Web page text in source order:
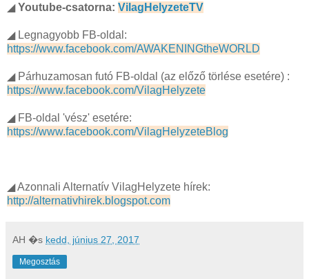
◢Youtube-csatorna: VilagHelyzeteTV
◢ Legnagyobb FB-oldal:
https://www.facebook.com/AWAKENINGtheWORLD
◢ Párhuzamosan futó FB-oldal (az előző törlése esetére) :
https://www.facebook.com/VilagHelyzete
◢ FB-oldal 'vész' esetére:
https://www.facebook.com/VilagHelyzeteBlog
◢ Azonnali Alternatív VilagHelyzete hírek:
http://alternativhirek.blogspot.com
AH �s kedd, június 27, 2017
Megosztás